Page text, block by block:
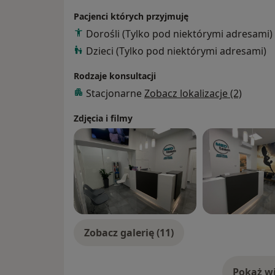
HTO i DFO
- endoprotezoplastyka jednoprzedziałowa
rzepkowo-udowego journey PFJ
indywidualnego doboru implantu Visioner
technologicznych w tym protezy
- endoprotezoplastyka stawu biodrowego
przedniego (Direct Anterior Aproach)
- leczenia złamań kości długich w tym
Pacjenci których przyjmuję
Dorośli (Tylko pod niektórymi adresami)
Dzieci (Tylko pod niektórymi adresami)
Rodzaje konsultacji
Stacjonarne Zobacz lokalizacje (2)
Zdjęcia i filmy
Zobacz galerię (11)
Pokaż